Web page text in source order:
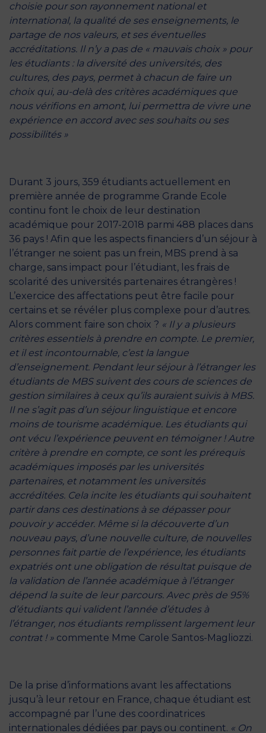
choisie pour son rayonnement national et
international, la qualité de ses enseignements, le
partage de nos valeurs, et ses éventuelles
accréditations. Il n’y a pas de « mauvais choix » pour
les étudiants : la diversité des universités, des
cultures, des pays, permet à chacun de faire un
choix qui, au-delà des critères académiques que
nous vérifions en amont, lui permettra de vivre une
expérience en accord avec ses souhaits ou ses
possibilités »
Durant 3 jours, 359 étudiants actuellement en
première année de programme Grande Ecole
continu font le choix de leur destination
académique pour 2017-2018 parmi 488 places dans
36 pays ! Afin que les aspects financiers d’un séjour à
l’étranger ne soient pas un frein, MBS prend à sa
charge, sans impact pour l’étudiant, les frais de
scolarité des universités partenaires étrangères !
L’exercice des affectations peut être facile pour
certains et se révéler plus complexe pour d’autres.
Alors comment faire son choix ? « Il y a plusieurs
critères essentiels à prendre en compte. Le premier,
et il est incontournable, c’est la langue
d’enseignement. Pendant leur séjour à l’étranger les
étudiants de MBS suivent des cours de sciences de
gestion similaires à ceux qu’ils auraient suivis à MBS.
Il ne s’agit pas d’un séjour linguistique et encore
moins de tourisme académique. Les étudiants qui
ont vécu l’expérience peuvent en témoigner ! Autre
critère à prendre en compte, ce sont les prérequis
académiques imposés par les universités
partenaires, et notamment les universités
accréditées. Cela incite les étudiants qui souhaitent
partir dans ces destinations à se dépasser pour
pouvoir y accéder. Même si la découverte d’un
nouveau pays, d’une nouvelle culture, de nouvelles
personnes fait partie de l’expérience, les étudiants
expatriés ont une obligation de résultat puisque de
la validation de l’année académique à l’étranger
dépend la suite de leur parcours. Avec près de 95%
d’étudiants qui valident l’année d’études à
l’étranger, nos étudiants remplissent largement leur
contrat ! » commente Mme Carole Santos-Magliozzi.
De la prise d’informations avant les affectations
jusqu’à leur retour en France, chaque étudiant est
accompagné par l’une des coordinatrices
internationales dédiées par pays ou continent. « On